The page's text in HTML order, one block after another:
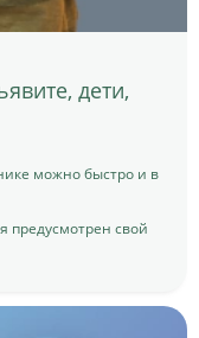
дети,
можно быстро и в
предусмотрен свой